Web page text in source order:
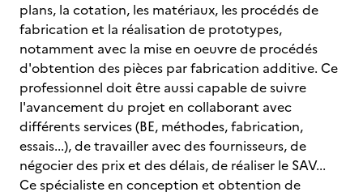
plans, la cotation, les matériaux, les procédés de
fabrication et la réalisation de prototypes,
notamment avec la mise en oeuvre de procédés
d'obtention des pièces par fabrication additive. Ce
professionnel doit être aussi capable de suivre
l'avancement du projet en collaborant avec
différents services (BE, méthodes, fabrication,
essais...), de travailler avec des fournisseurs, de
négocier des prix et des délais, de réaliser le SAV...
Ce spécialiste en conception et obtention de